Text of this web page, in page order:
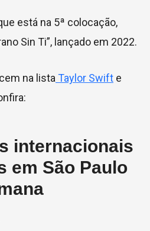
está na 5ª colocação,
Sin Ti”, lançado em 2022.
na lista Taylor Swift e
internacionais
em São Paulo